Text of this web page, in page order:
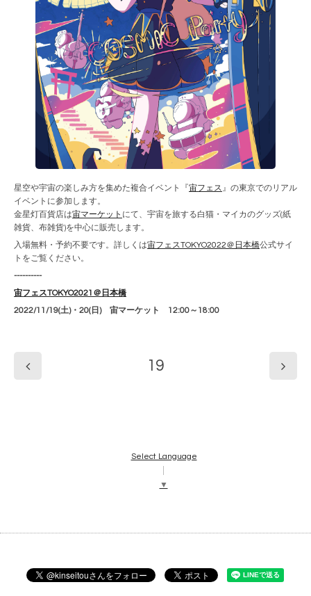
星空や宇宙の楽しみ方を集めた複合イベント『宙フェス』の東京でのリアル
イベントに参加します。
金星灯百貨店は宙マーケット にて、宇宙を旅する白猫・マイカのグッズ(紙
雑貨、布雑貨)を中心に販売します。
入場無料・予約不要です。詳しくは宙フェスTOKYO2022＠日本橋公式サイ
トをご覧ください。
----------
宙フェスTOKYO2021＠日本橋
2022/11/19(土)・20(日) 宙マーケット 12:00～18:00
19
Select Language
▼